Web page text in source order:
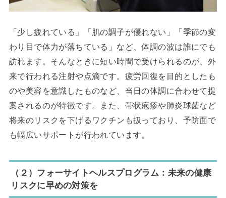
「少し疲れている」「肌の調子が優れない」「季節の変
わり目で体力が落ちている」など、体調の波は誰にでも
訪れます。そんなときに短い時間で受けられるのが、外
来で行われる注射や点滴です。疲労回復を目的としたも
のや美容を意識したものなど、当日の体調に合わせて提
案されるのが特徴です。また、帯状疱疹や肺炎球菌など
将来のリスクを下げるワクチンも扱っており、予防面で
も幅広いサポートが行われています。
（２）フォーサイトヘルスプログラム：未来の健康
リスクに早めの対策を